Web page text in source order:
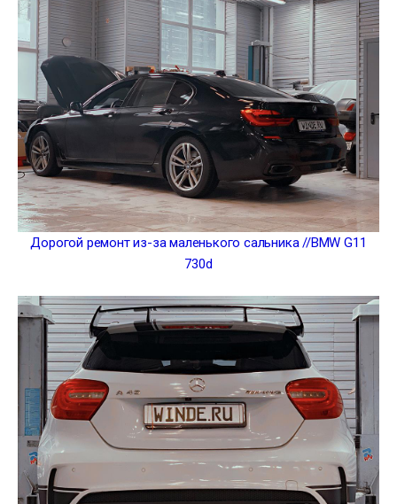
Дорогой ремонт из-за маленького сальника //BMW G11
730d